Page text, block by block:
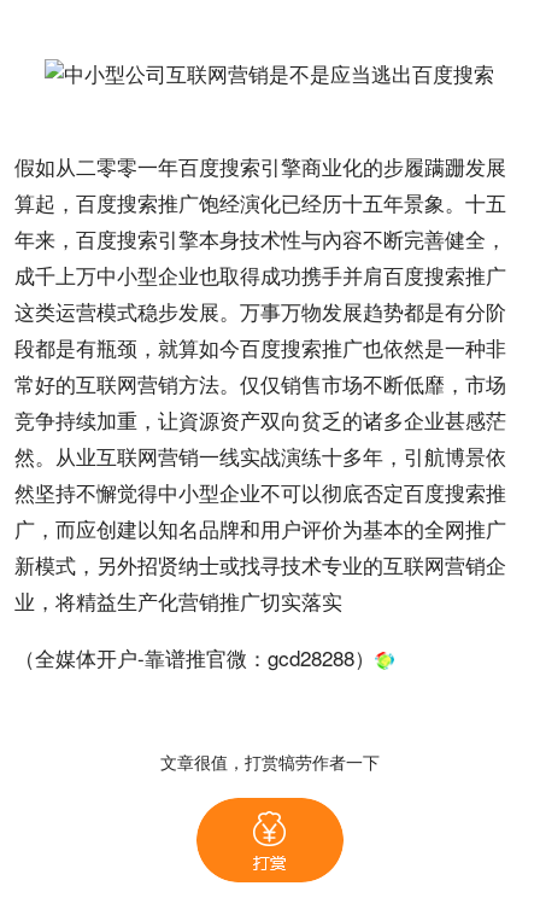
假如从二零零一年百度搜索引擎商业化的步履蹒跚发展
算起，百度搜索推广饱经演化已经历十五年景象。十五
年来，百度搜索引擎本身技术性与內容不断完善健全，
成千上万中小型企业也取得成功携手并肩百度搜索推广
这类运营模式稳步发展。万事万物发展趋势都是有分阶
段都是有瓶颈，就算如今百度搜索推广也依然是一种非
常好的互联网营销方法。仅仅销售市场不断低靡，市场
竞争持续加重，让資源资产双向贫乏的诸多企业甚感茫
然。从业互联网营销一线实战演练十多年，引航博景依
然坚持不懈觉得中小型企业不可以彻底否定百度搜索推
广，而应创建以知名品牌和用户评价为基本的全网推广
新模式，另外招贤纳士或找寻技术专业的互联网营销企
业，将精益生产化营销推广切实落实
（全媒体开户-靠谱推官微： gcd28288）
文章很值，打赏犒劳作者一下